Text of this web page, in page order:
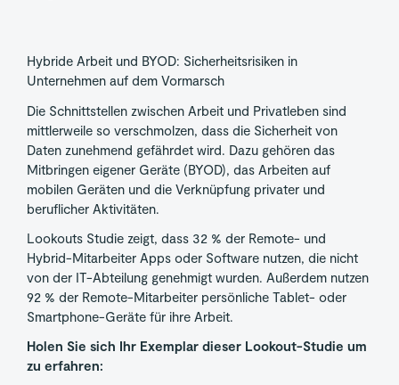
Hybride Arbeit und BYOD: Sicherheitsrisiken in
Unternehmen auf dem Vormarsch
Die Schnittstellen zwischen Arbeit und Privatleben sind
mittlerweile so verschmolzen, dass die Sicherheit von
Daten zunehmend gefährdet wird. Dazu gehören das
Mitbringen eigener Geräte (BYOD), das Arbeiten auf
mobilen Geräten und die Verknüpfung privater und
beruflicher Aktivitäten.
Lookouts Studie zeigt, dass 32 % der Remote- und
Hybrid-Mitarbeiter Apps oder Software nutzen, die nicht
von der IT-Abteilung genehmigt wurden. Außerdem nutzen
92 % der Remote-Mitarbeiter persönliche Tablet- oder
Smartphone-Geräte für ihre Arbeit.
Holen Sie sich Ihr Exemplar dieser Lookout-Studie um
zu erfahren: